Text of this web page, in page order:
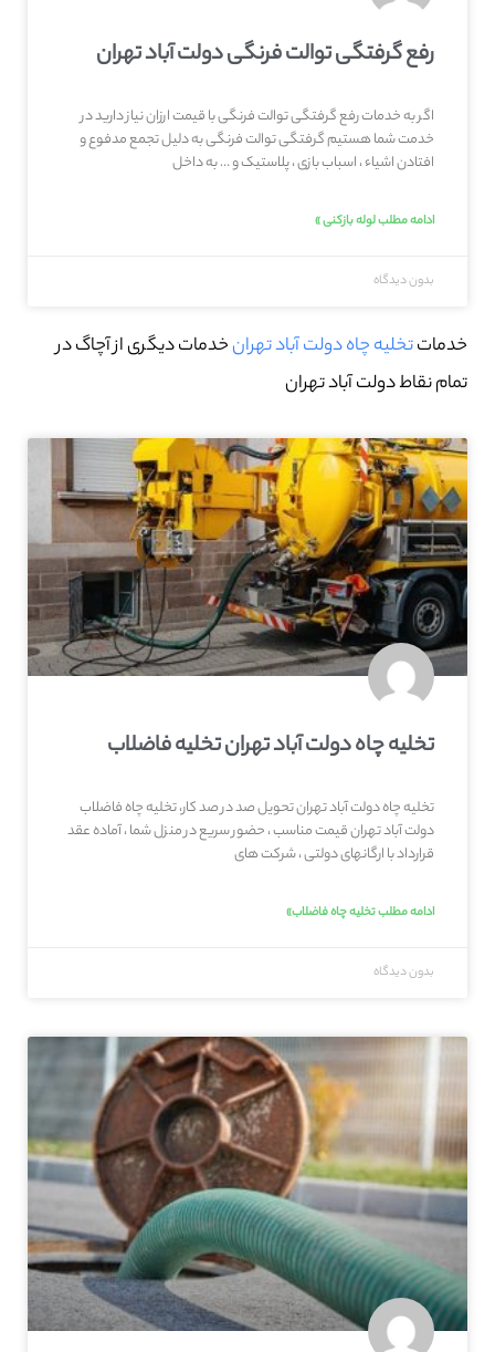
رفع گرفتگی توالت فرنگی دولت آباد تهران
اگر به خدمات رفع گرفتگی توالت فرنگی با قیمت ارزان نیاز دارید در
خدمت شما هستیم گرفتگی توالت فرنگی به دلیل تجمع مدفوع و
افتادن اشیاء ، اسباب بازی ، پلاستیک و … به داخل
ادامه مطلب لوله بازکنی »
بدون دیدگاه
خدماتتخلیه چاه دولت آباد تهرانخدمات دیگری از آچاگ در
تمام نقاط دولت آباد تهران
تخلیه چاه دولت آباد تهران تخلیه فاضلاب
تخلیه چاه دولت آباد تهران تحویل صد در صد کار، تخلیه چاه فاضلاب
دولت آباد تهران قیمت مناسب ، حضور سریع در منزل شما ، آماده عقد
قرارداد با ارگانهای دولتی ، شرکت های
ادامه مطلب تخلیه چاه فاضلاب»
بدون دیدگاه